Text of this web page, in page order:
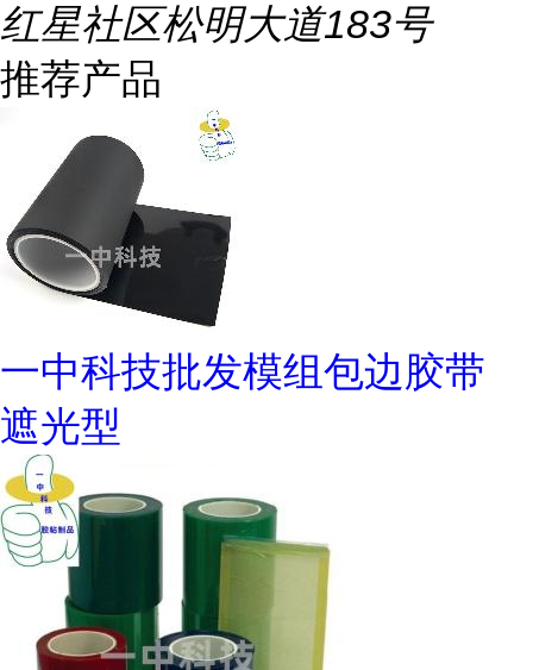
红星社区松明大道183号
推荐产品
一中科技批发模组包边胶带
遮光型